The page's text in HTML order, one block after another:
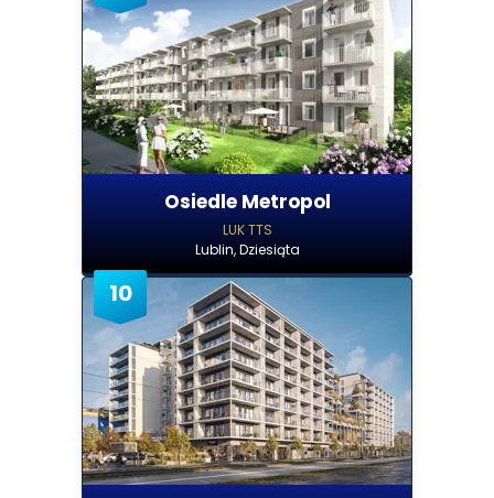
Osiedle Metropol
LUK TTS
Lublin, Dziesiąta
10